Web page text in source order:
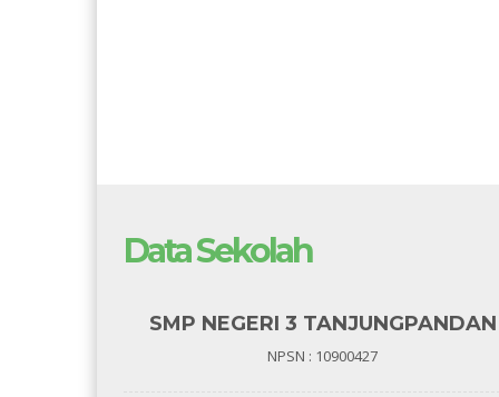
Data Sekolah
SMP NEGERI 3 TANJUNGPANDAN
NPSN : 10900427